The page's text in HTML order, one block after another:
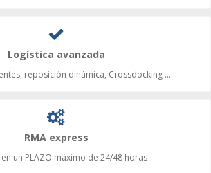
Logística avanzada
reposición dinámica, Crossdocking ...
RMA express
un PLAZO máximo de 24/48 horas